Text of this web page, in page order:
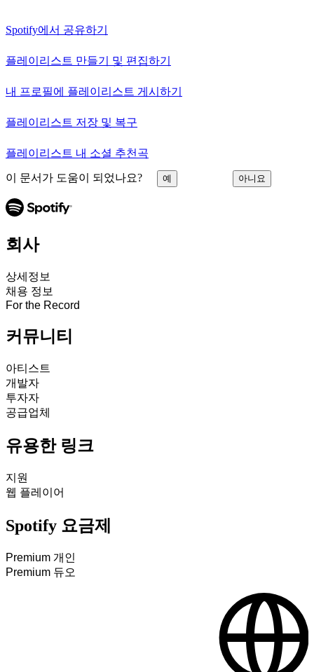
Spotify에서 공유하기
플레이리스트 만들기 및 편집하기
내 프로필에 플레이리스트 게시하기
플레이리스트 저장 및 복구
플레이리스트 내 소셜 추천곡
이 문서가 도움이 되었나요? 예 아니요
회사
상세정보
채용 정보
For the Record
커뮤니티
아티스트
개발자
투자자
공급업체
유용한 링크
지원
웹 플레이어
Spotify 요금제
Premium 개인
Premium 듀오